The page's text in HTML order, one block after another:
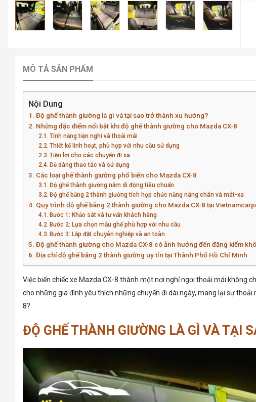
MÔ TẢ SẢN PHẨM
Nội Dung
Độ ghế thành giường là gì và tại sao trở thành xu hướng?
Những đặc điểm nổi bật khi độ ghế thành giường cho Mazda CX-8
Tính năng tiện nghi và thoải mái
Thiết kế linh hoạt, phù hợp với nhu cầu sử dụng
Tiện lợi cho các chuyến đi xa
Dễ dàng thao tác và sử dụng
Các loại ghế thành giường phổ biến cho Mazda CX-8
Độ ghế thành giường nằm di động tiêu chuẩn
Độ ghế băng 2 thành giường tích hợp chức năng nâng chân và mát-xa
Quy trình độ ghế băng 2 thành giường cho Mazda CX-8 tại
Bước 1: Khảo sát và tư vấn khách hàng
Bước 2: Lựa chọn mẫu ghế phù hợp với nhu cầu
Bước 3: Lắp đặt chuyên nghiệp và an toàn
Độ ghế thành giường cho Mazda CX-8 có ảnh hưởng đến đăng kiểm
Địa chỉ độ ghế băng 2 thành giường uy tín tại Thành Phố Hồ Chí Minh
Việc biến chiếc xe Mazda CX-8 thành một nơi nghỉ ngơi thoải mái không
cho những gia đình yêu thích những chuyến đi dài ngày, mang lại sự
8?
ĐỘ GHẾ THÀNH GIƯỜNG LÀ GÌ VÀ TẠI